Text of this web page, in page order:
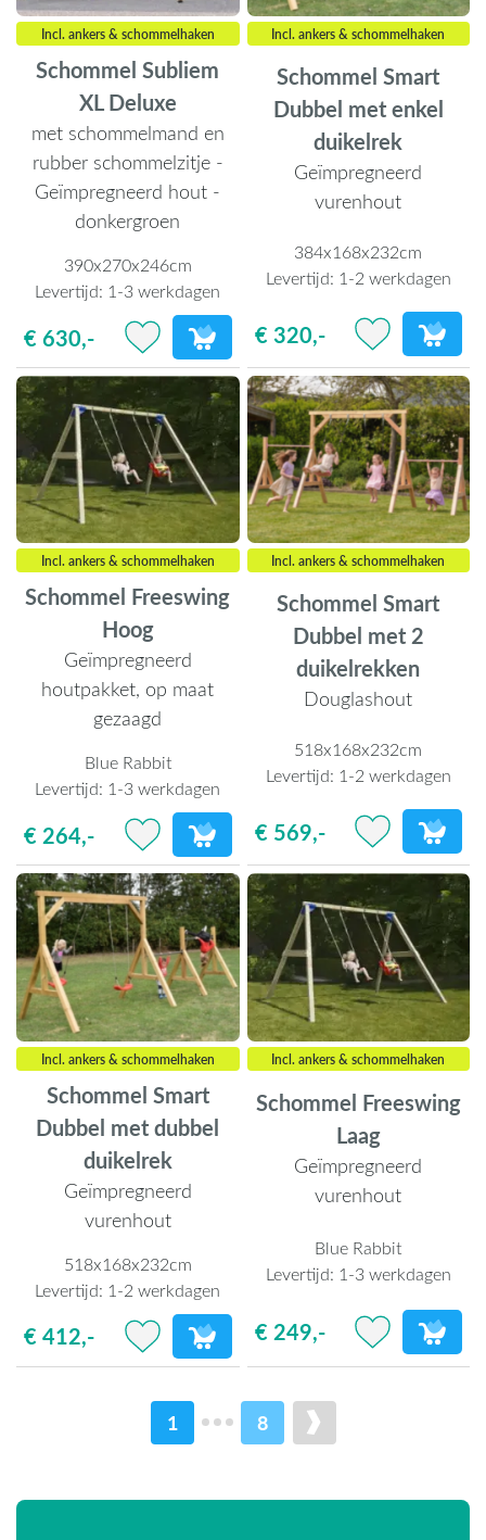
Incl. ankers & schommelhaken
Schommel Subliem
XL Deluxe
met schommelmand en
rubber schommelzitje -
Geïmpregneerd hout -
donkergroen
390x270x246cm
Levertijd: 1-3 werkdagen
€ 630,-
Incl. ankers & schommelhaken
Schommel Smart
Dubbel met enkel
duikelrek
Geïmpregneerd
vurenhout
384x168x232cm
Levertijd: 1-2 werkdagen
€ 320,-
Incl. ankers & schommelhaken
Schommel Freeswing
Hoog
Geïmpregneerd
houtpakket, op maat
gezaagd
Blue Rabbit
Levertijd: 1-3 werkdagen
€ 264,-
Incl. ankers & schommelhaken
Schommel Smart
Dubbel met 2
duikelrekken
Douglashout
518x168x232cm
Levertijd: 1-2 werkdagen
€ 569,-
Incl. ankers & schommelhaken
Schommel Smart
Dubbel met dubbel
duikelrek
Geïmpregneerd
vurenhout
518x168x232cm
Levertijd: 1-2 werkdagen
€ 412,-
Incl. ankers & schommelhaken
Schommel Freeswing
Laag
Geïmpregneerd
vurenhout
Blue Rabbit
Levertijd: 1-3 werkdagen
€ 249,-
1 8